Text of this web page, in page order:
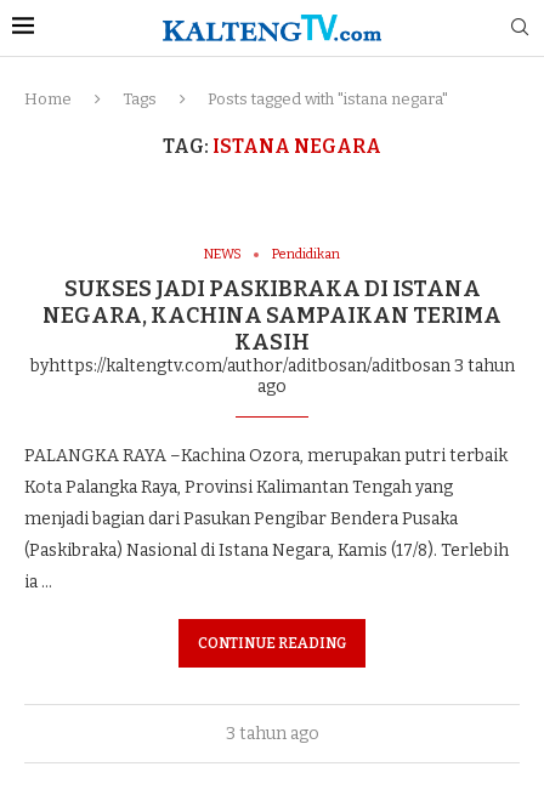
Home Tags Posts tagged with "istana negara"
TAG: ISTANA NEGARA
NEWS Pendidikan
SUKSES JADI PASKIBRAKA DI ISTANA
NEGARA, KACHINA SAMPAIKAN TERIMA
KASIH
byhttps://kaltengtv.com/author/aditbosan/aditbosan3 tahun
ago
PALANGKA RAYA –Kachina Ozora, merupakan putri terbaik
Kota Palangka Raya, Provinsi Kalimantan Tengah yang
menjadi bagian dari Pasukan Pengibar Bendera Pusaka
(Paskibraka) Nasional di Istana Negara, Kamis (17/8). Terlebih
ia …
CONTINUE READING
3 tahun ago